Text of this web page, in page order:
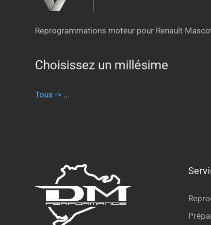
Reprogrammations moteur pour Renault
Choisissez un millésime
Tous -> ...